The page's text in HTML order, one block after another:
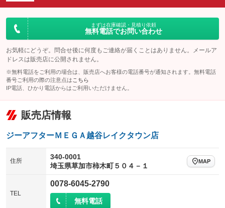
：装備なし
：装備なし
まずは在庫確認・見積り依頼
無料電話でお問い合わせ
お気軽にどうぞ。問合せ後に何度もご連絡が届くことはありません。メールア
ドレスは販売店に公開されません。
※無料電話をご利用の場合は、販売店へお客様の電話番号が通知されます。無料電話
番号ご利用の際の注意点は こちら
IP電話、ひかり電話からはご利用いただけません。
販売店情報
ジーアフターＭＥＧＡ越谷レイクタウン店
住所
340-0001
埼玉県草加市柿木町５０４－１
MAP
TEL
0078-6045-2790
無料電話